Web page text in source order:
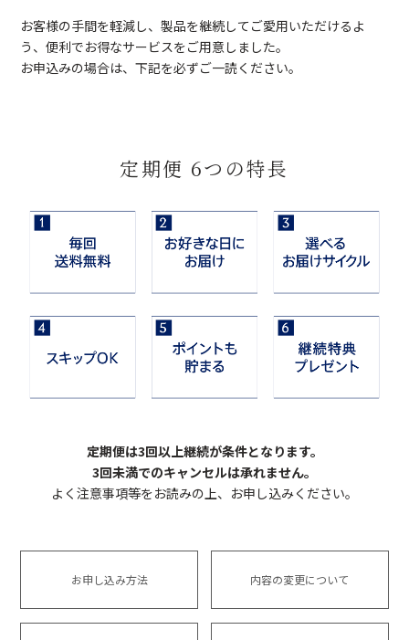
お客様の手間を軽減し、製品を継続してご愛用いただけるよ
う、便利でお得なサービスをご用意しました。
お申込みの場合は、下記を必ずご一読ください。
定期便 6つの特長
定期便は3回以上継続が条件となります。
3回未満でのキャンセルは承れません。
よく注意事項等をお読みの上、お申し込みください。
お申し込み方法 内容の変更について